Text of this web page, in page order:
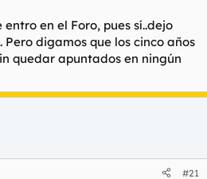
en el Foro, pues sí..dejo
Pero digamos que los cinco años
quedar apuntados en ningún
#21